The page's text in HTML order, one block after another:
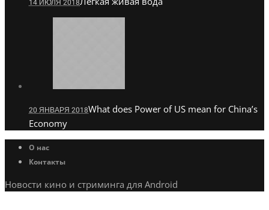
14 ИЮЛЯ 2018
20 ЯНВАРЯ 2018What does Power of US mean for China’s
Economy
О нас
Контакты
Новости кино и стриминга для Android